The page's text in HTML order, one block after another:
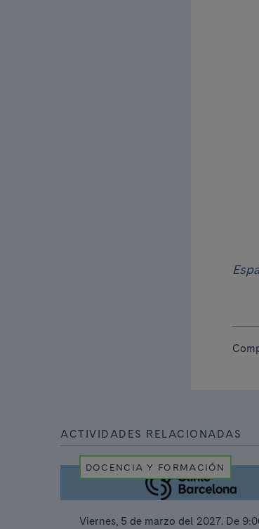
ACTIVIDADES RELACIONADAS
DOCENCIA Y FORMACIÓN
Viernes, 5 de marzo del 2027. De